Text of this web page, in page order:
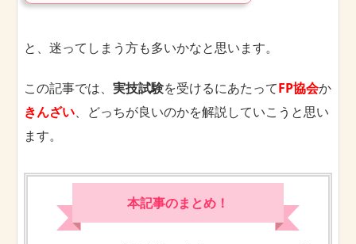
と、迷ってしまう方も多いかなと思います。
この記事では、 実技試験を受けるにあたってFP協会か
きんざい、どっちが良いのかを解説していこうと思い
ます。
本記事のまとめ！